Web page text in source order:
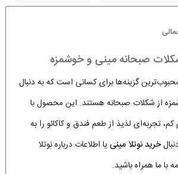
گزینه‌ها برای کسانی است که به دنبال
از شکلات صبحانه هستند. این محصول با
تجربه‌ای لذیذ از طعم فندق و کاکائو را به
خرید نوتلا مینییا اطلاعات درباره نوتلا
با ما همراه باشید.